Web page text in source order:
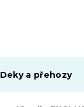
Deky a přehozy